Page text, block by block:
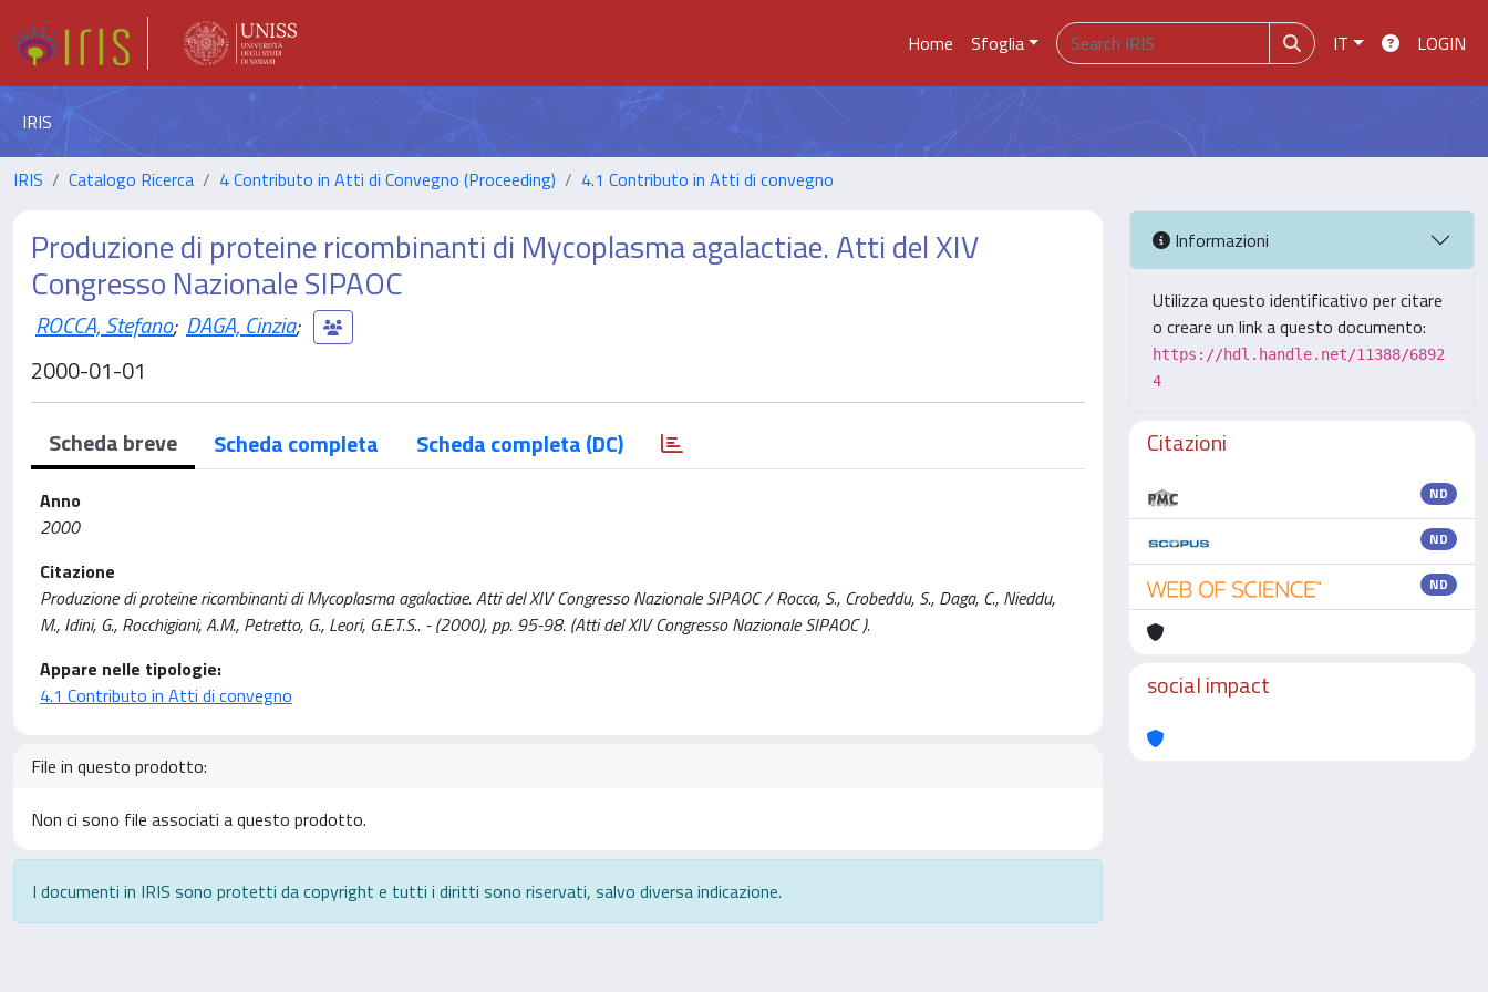
Home Sfoglia IT LOGIN
IRIS
IRIS Catalogo Ricerca 4 Contributo in Atti di Convegno (Proceeding) 4.1 Contributo in Atti di convegno
Produzione di proteine ricombinanti di Mycoplasma agalactiae. Atti del XIV
Congresso Nazionale SIPAOC
ROCCA, Stefano; DAGA, Cinzia;
2000-01-01
Scheda breve Scheda completa Scheda completa (DC)
Anno
2000
Citazione
Produzione di proteine ricombinanti di Mycoplasma agalactiae. Atti del XIV Congresso Nazionale SIPAOC / Rocca, S., Crobeddu, S., Daga, C., Nieddu,
M., Idini, G., Rocchigiani, A.M., Petretto, G., Leori, G.E.T.S.. - (2000), pp. 95-98. (Atti del XIV Congresso Nazionale SIPAOC ).
Appare nelle tipologie:
4.1 Contributo in Atti di convegno
File in questo prodotto:
Non ci sono file associati a questo prodotto.
I documenti in IRIS sono protetti da copyright e tutti i diritti sono riservati, salvo diversa indicazione.
Informazioni
Utilizza questo identificativo per citare
o creare un link a questo documento:
https://hdl.handle.net/11388/6892
4
Citazioni
ND
ND
ND
social impact